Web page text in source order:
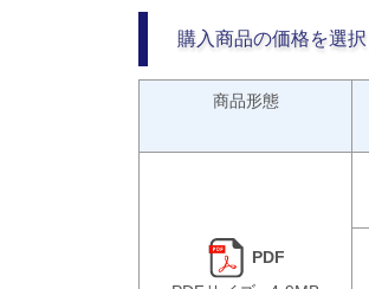
購入商品の価格を選
商品形態
PDF